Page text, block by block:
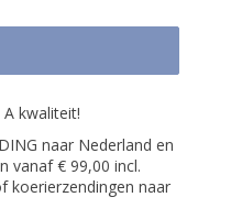
kwaliteit!
naar Nederland en
vanaf € 99,00 incl.
koerierzendingen naar